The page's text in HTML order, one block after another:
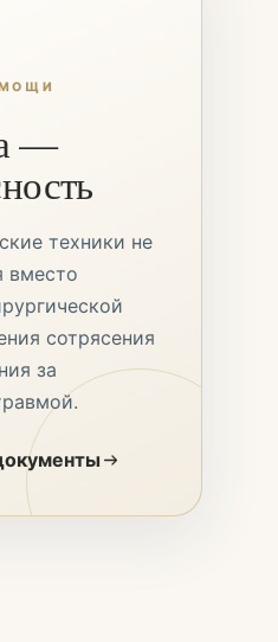
—
техники не
вместо
сотрясения
за